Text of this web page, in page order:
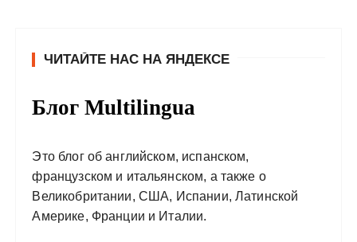
ЧИТАЙТЕ НАС НА ЯНДЕКСЕ
Блог Multilingua
Это блог об английском, испанском,
французском и итальянском, а также о
Великобритании, США, Испании, Латинской
Америке, Франции и Италии.